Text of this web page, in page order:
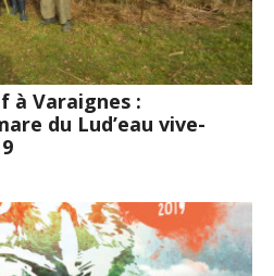
à Varaignes :
du Lud’eau vive-